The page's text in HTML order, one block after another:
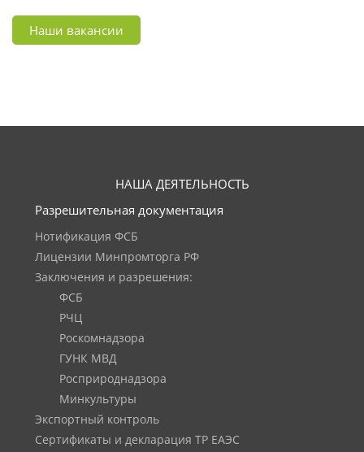
Наши вакансии
НАША ДЕЯТЕЛЬНОСТЬ
Разрешительная документация
Нотификация ФСБ
Лицензии Минпромторга РФ
Заключения и разрешения:
ФСБ
РЧЦ
Роскомнадзора
ГУНК МВД
Росприроднадзора
Минкультуры
Экспортный контроль
Сертификаты и декларация ТР ЕАЭС